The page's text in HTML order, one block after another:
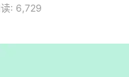
: 6,729